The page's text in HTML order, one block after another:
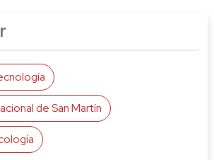
de San Martín